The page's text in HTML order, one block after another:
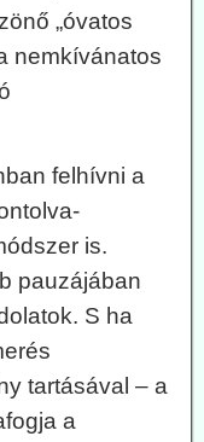
„óvatos
nemkívánatos
felhívni a
is.
pauzájában
S ha
tartásával – a
a